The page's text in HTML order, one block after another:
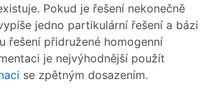
Pokud je řešení nekonečně
jedno partikulární řešení a bázi
řešení přidružené homogenní
je nejvýhodnější použít
se zpětným dosazením.